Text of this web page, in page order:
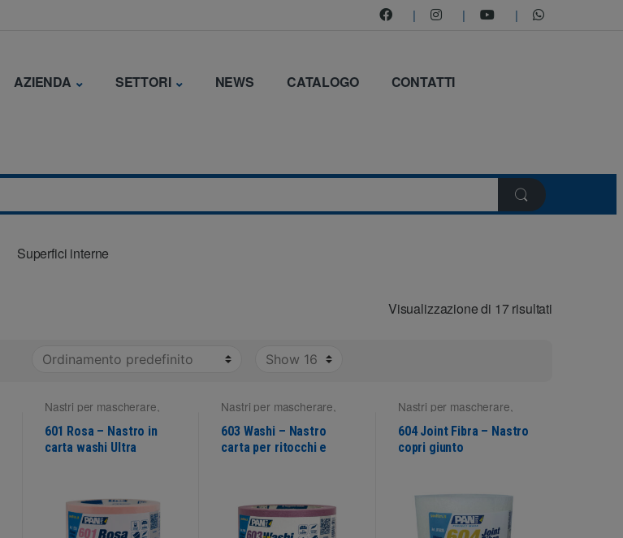
AZIENDA SETTORI NEWS CATALOGO
CONTATTI
Superfici interne
Visualizzazione di 17 risultati
Nastri per mascherare
Superfici interne
601 Rosa – Nastro in
carta washi Ultra
Nastri per mascherare
Superfici interne
603 Washi – Nastro
carta per ritocchi e
Nastri per mascherare
Superfici interne
604 Joint Fibra – Nastro
copri giunto